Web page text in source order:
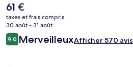
Le
prix
actuel
est
de
61 €
taxes et frais compris
30 août - 31 août
Avis
voyageurs
9,09,0 sur 10
MerveilleuxAfficher 570 avis